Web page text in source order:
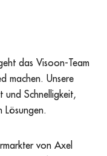
das Visoon-Team
machen. Unsere
und Schnelligkeit,
Lösungen.
von Axel